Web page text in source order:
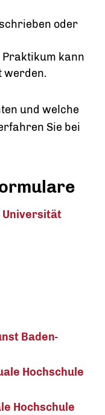
oder
Praktikum kann
werden.
und welche
Sie bei
Universität
Baden-
Hochschule
Hochschule